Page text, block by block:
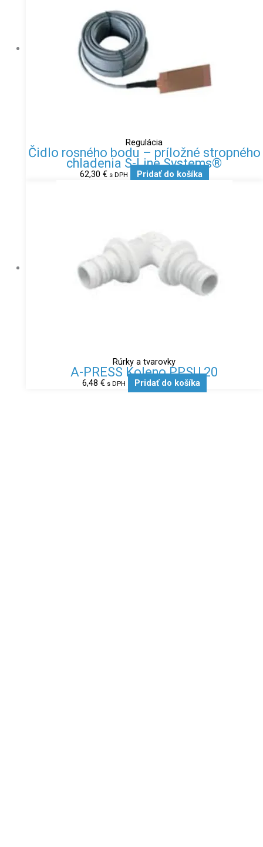
Regulácia
Čidlo rosného bodu – príložné stropného
chladenia S-Line Systems®
62,30 € s DPH Pridať do košíka
Rúrky a tvarovky
A-PRESS Koleno PPSU 20
6,48 € s DPH Pridať do košíka